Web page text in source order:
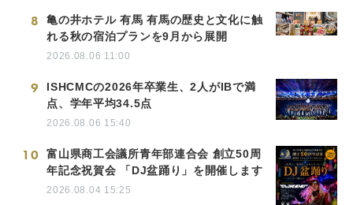
8
亀の井ホテル 有馬 有馬の歴史と文化に触
れる秋の宿泊プランを9月から展開
2026.08.06 11:00
9
ISHCMCの2026年卒業生、2人がIBで満
点、学年平均34.5点
2026.08.06 15:40
10
富山県商工会議所青年部連合会 創立50周
年記念祝賀会 「DJ盆踊り」を開催します
2026.08.04 15:25